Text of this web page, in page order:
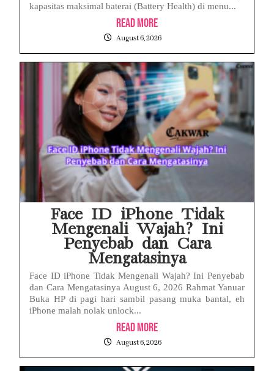
kapasitas maksimal baterai (Battery Health) di menu...
Read More
August 6, 2026
Face ID iPhone Tidak
Mengenali Wajah? Ini
Penyebab dan Cara
Mengatasinya
Face ID iPhone Tidak Mengenali Wajah? Ini Penyebab
dan Cara Mengatasinya August 6, 2026 Rahmat Yanuar
Buka HP di pagi hari sambil pasang muka bantal, eh
iPhone malah nolak unlock...
Read More
August 6, 2026